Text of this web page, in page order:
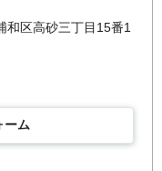
和区高砂三丁目15番1
ーム